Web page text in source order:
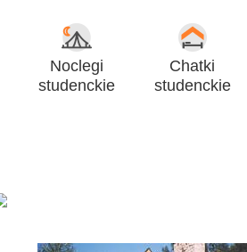
Noclegi
studenckie
Chatki
studenckie